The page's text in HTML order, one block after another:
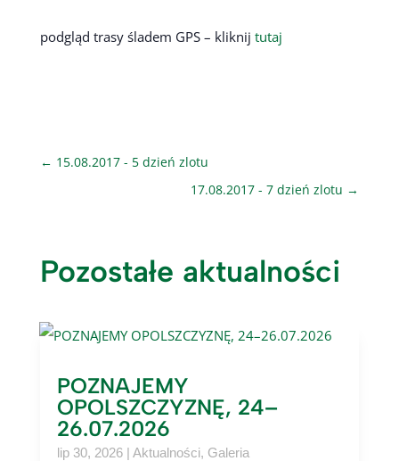
podgląd trasy śladem GPS – kliknij tutaj
← 15.08.2017 - 5 dzień zlotu
17.08.2017 - 7 dzień zlotu →
Pozostałe aktualności
POZNAJEMY
OPOLSZCZYZNĘ, 24–
26.07.2026
lip 30, 2026| Aktualności, Galeria